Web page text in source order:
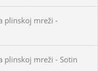
plinskoj mreži -
plinskoj mreži - Sotin